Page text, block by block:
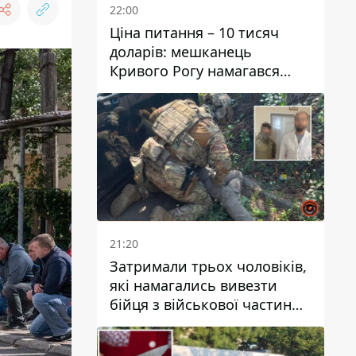
22:00
Ціна питання – 10 тисяч
доларів: мешканець
Кривого Рогу намагався
переправити чоловіка до
Словаччини
21:20
Затримали трьох чоловіків,
які намагались вивезти
бійця з військової частини
до Дніпра за 7 тисяч
доларів: серед них був лікар